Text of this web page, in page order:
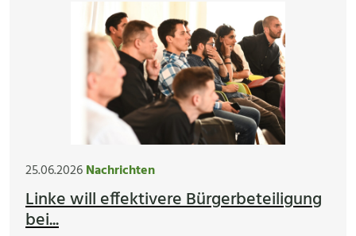
25.06.2026Nachrichten
Linke will effektivere Bürgerbeteiligung
bei...